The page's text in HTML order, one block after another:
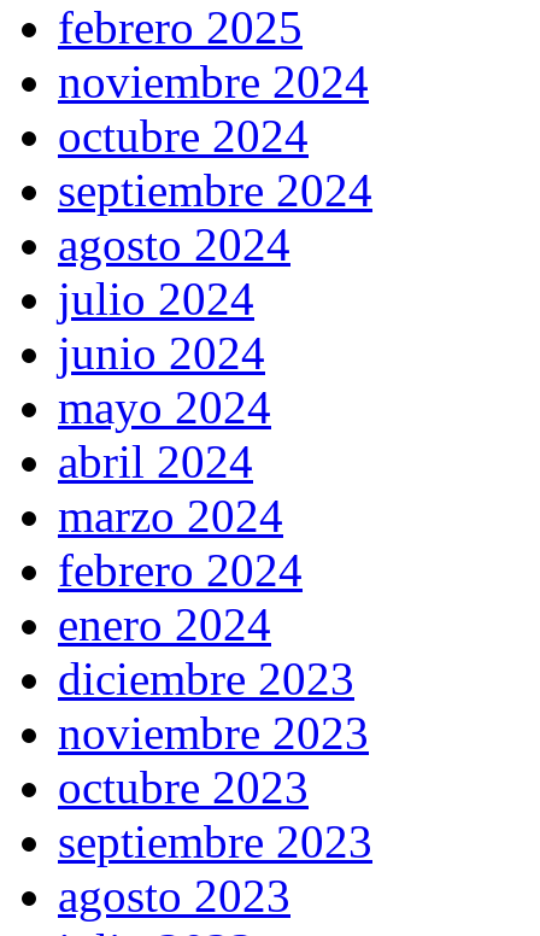
febrero 2025
noviembre 2024
octubre 2024
septiembre 2024
agosto 2024
julio 2024
junio 2024
mayo 2024
abril 2024
marzo 2024
febrero 2024
enero 2024
diciembre 2023
noviembre 2023
octubre 2023
septiembre 2023
agosto 2023